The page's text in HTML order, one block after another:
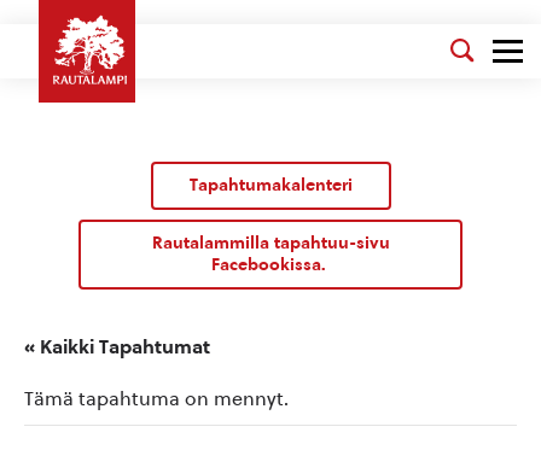
Tapahtumakalenteri
Rautalammilla tapahtuu-sivu
Facebookissa.
« Kaikki Tapahtumat
Tämä tapahtuma on mennyt.